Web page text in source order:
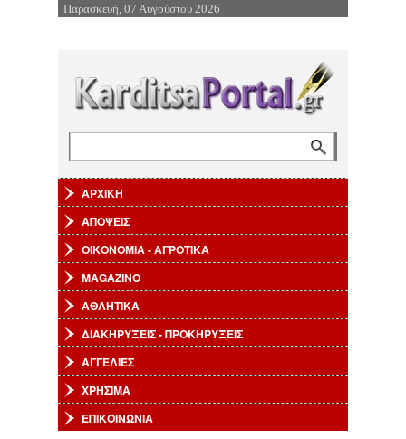
Επιστροφή στην Πλοήγηση
Παρασκευή, 07 Αυγούστου 2026
ΑΡΧΙΚΗ
ΑΠΟΨΕΙΣ
ΟΙΚΟΝΟΜΙΑ - ΑΓΡΟΤΙΚΑ
MAGAZINO
ΑΘΛΗΤΙΚΑ
ΔΙΑΚΗΡΥΞΕΙΣ - ΠΡΟΚΗΡΥΞΕΙΣ
ΑΓΓΕΛΙΕΣ
ΧΡΗΣΙΜΑ
ΕΠΙΚΟΙΝΩΝΙΑ